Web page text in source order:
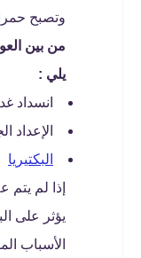
وتصبح
من بين
يلي :
انسداد
الإعداد
البكتيريا
إذا لم
يؤثر على
الأسباب